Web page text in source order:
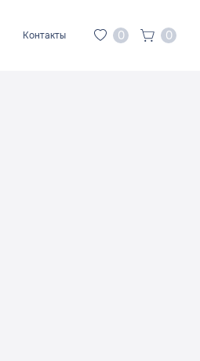
0
0
Контакты